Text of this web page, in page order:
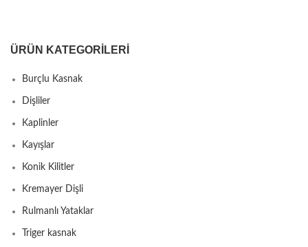
ÜRÜN KATEGORILERI
Burçlu Kasnak
Dişliler
Kaplinler
Kayışlar
Konik Kilitler
Kremayer Dişli
Rulmanlı Yataklar
Triger kasnak